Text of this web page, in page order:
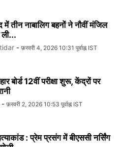
में तीन नाबालिग बहनों ने नौवीं मंजिल
- फ़रवरी 4, 2026 10:31 पूर्वाह्न IST
बोर्ड 12वीं परीक्षा शुरू, केंद्रों पर
- फ़रवरी 2, 2026 10:53 पूर्वाह्न IST
: प्रेम प्रसंग में बीएससी नर्सिंग